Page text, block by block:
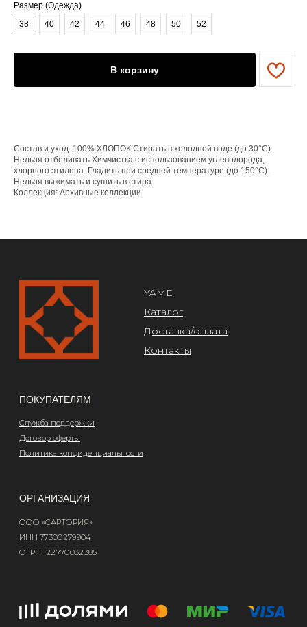
Размер (Одежда)
38
40 42 44 46 48 50 52
В корзину
Состав и уход: 100% ХЛОПОК Стирать в холодной воде (до 30°C).
Нельзя отбеливать Химчистка с использованием углеводорода,
хлорного этилена. Гладить при средней температуре (до 150°C).
Нельзя выжимать и сушить в стира
Коллекция: Архивные коллекции
Каталог
Доставка/оплата
ОРГАНИЗАЦИЯ
Политика конфиденциальности
Design by @abakumik